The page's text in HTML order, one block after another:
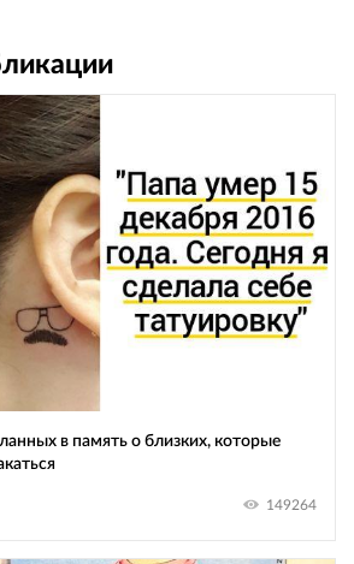
в память о близких, которые
149264